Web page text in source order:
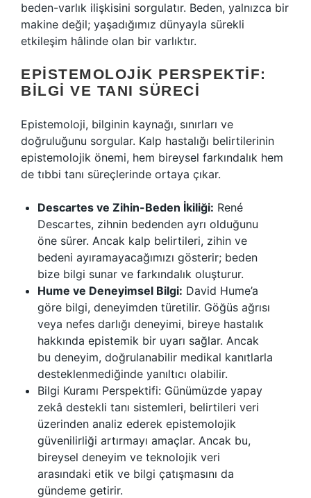
beden-varlık ilişkisini sorgulatır. Beden, yalnızca bir
makine değil; yaşadığımız dünyayla sürekli
etkileşim hâlinde olan bir varlıktır.
EPISTEMOLOJIK PERSPEKTIF:
BILGI VE TANI SÜRECI
Epistemoloji, bilginin kaynağı, sınırları ve
doğruluğunu sorgular. Kalp hastalığı belirtilerinin
epistemolojik önemi, hem bireysel farkındalık hem
de tıbbi tanı süreçlerinde ortaya çıkar.
Descartes ve Zihin-Beden İkiliği: René
Descartes, zihnin bedenden ayrı olduğunu
öne sürer. Ancak kalp belirtileri, zihin ve
bedeni ayıramayacağımızı gösterir; beden
bize bilgi sunar ve farkındalık oluşturur.
Hume ve Deneyimsel Bilgi: David Hume’a
göre bilgi, deneyimden türetilir. Göğüs ağrısı
veya nefes darlığı deneyimi, bireye hastalık
hakkında epistemik bir uyarı sağlar. Ancak
bu deneyim, doğrulanabilir medikal kanıtlarla
desteklenmediğinde yanıltıcı olabilir.
Bilgi Kuramı Perspektifi: Günümüzde yapay
zekâ destekli tanı sistemleri, belirtileri veri
üzerinden analiz ederek epistemolojik
güvenilirliği artırmayı amaçlar. Ancak bu,
bireysel deneyim ve teknolojik veri
arasındaki etik ve bilgi çatışmasını da
gündeme getirir.